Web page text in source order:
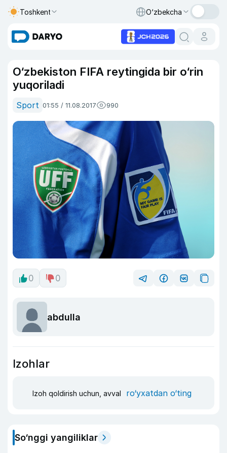
Toshkent O‘zbekcha
O‘zbekiston FIFA reytingida bir o‘rin
yuqoriladi
Sport 01:55 / 11.08.2017 990
0 0
abdulla
Izohlar
Izoh qoldirish uchun, avval ro‘yxatdan o‘ting
So‘nggi yangiliklar